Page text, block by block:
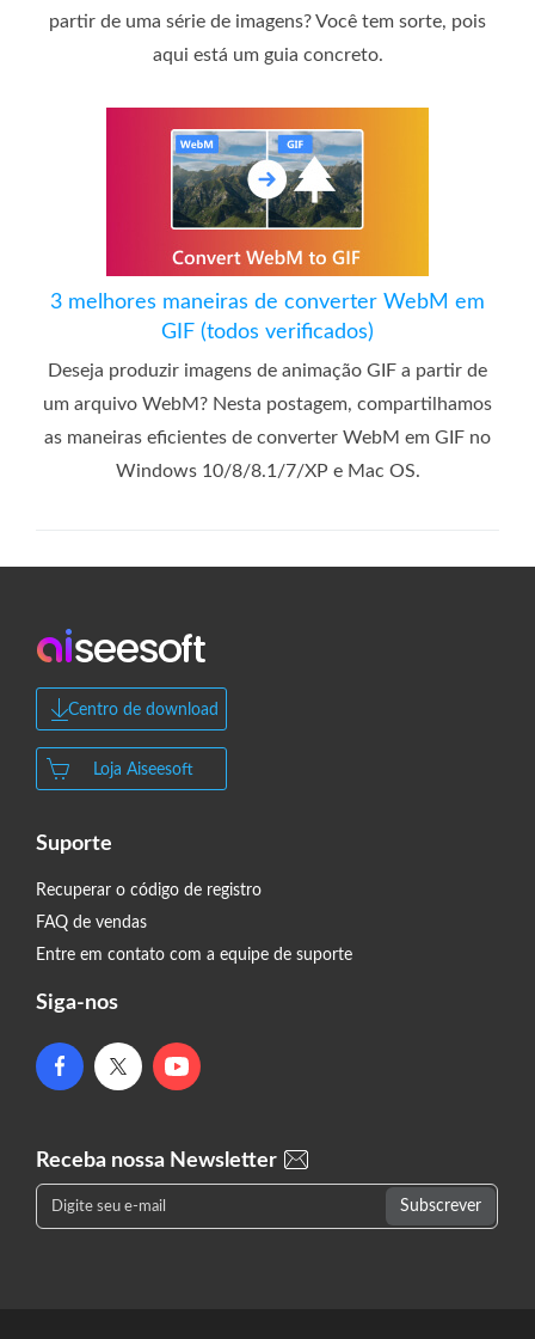
partir de uma série de imagens? Você tem sorte, pois
aqui está um guia concreto.
3 melhores maneiras de converter WebM em
GIF (todos verificados)
Deseja produzir imagens de animação GIF a partir de
um arquivo WebM? Nesta postagem, compartilhamos
as maneiras eficientes de converter WebM em GIF no
Windows 10/8/8.1/7/XP e Mac OS.
Centro de download
Loja Aiseesoft
Suporte
Recuperar o código de registro
FAQ de vendas
Entre em contato com a equipe de suporte
Siga-nos
Receba nossa Newsletter